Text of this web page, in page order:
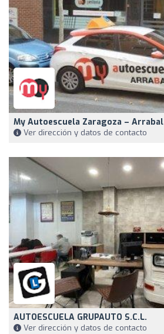
My Autoescuela Zaragoza – Arrabal
Ver dirección y datos de contacto
AUTOESCUELA GRUPAUTO S.C.L.
Ver dirección y datos de contacto